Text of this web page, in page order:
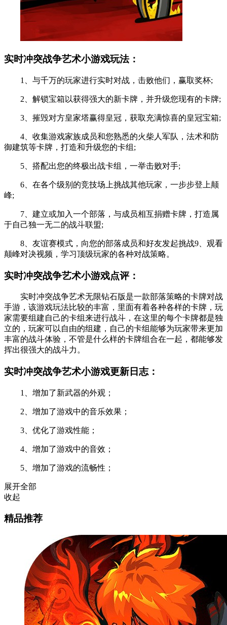
实时冲突战争艺术小游戏玩法：
1、与千万的玩家进行实时对战，击败他们，赢取奖杯;
2、解锁宝箱以获得强大的新卡牌，并升级您现有的卡牌;
3、摧毁对方皇家塔赢得皇冠，获取充满惊喜的皇冠宝箱;
4、收集游戏家族成员和您熟悉的火柴人军队，法术和防
御建筑等卡牌，打造和升级您的卡组;
5、搭配出您的终极出战卡组，一举击败对手;
6、在各个级别的竞技场上挑战其他玩家，一步步登上颠
峰;
7、建立或加入一个部落，与成员相互捐赠卡牌，打造属
于自己独一无二的战斗联盟;
8、友谊赛模式，向您的部落成员和好友发起挑战9、观看
颠峰对决视频，学习顶级玩家的各种对战策略。
实时冲突战争艺术小游戏点评：
实时冲突战争艺术无限钻石版是一款部落策略的卡牌对战
手游，该游戏玩法比较的丰富，里面有着各种各样的卡牌，玩
家需要组建自己的卡组来进行战斗，在这里的每个卡牌都是独
立的，玩家可以自由的组建，自己的卡组能够为玩家带来更加
丰富的战斗体验，不管是什么样的卡牌组合在一起，都能够发
挥出很强大的战斗力。
实时冲突战争艺术小游戏更新日志：
1、增加了新武器的外观；
2、增加了游戏中的音乐效果；
3、优化了游戏性能；
4、增加了游戏中的音效；
5、增加了游戏的流畅性；
展开全部
收起
精品推荐